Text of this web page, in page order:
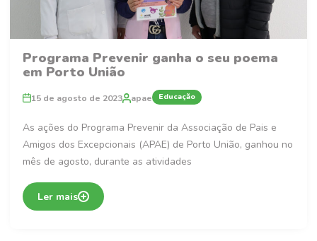
Programa Prevenir ganha o seu poema
em Porto União
15 de agosto de 2023 apae Educação
As ações do Programa Prevenir da Associação de Pais e
Amigos dos Excepcionais (APAE) de Porto União, ganhou no
mês de agosto, durante as atividades
Ler mais